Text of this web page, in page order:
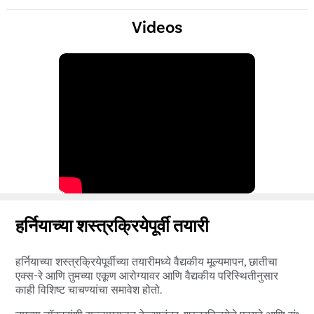
Videos
हर्नियाच्या शस्त्रक्रियेपूर्वी तयारी
हर्नियाच्या शस्त्रक्रियेपूर्वीच्या तयारीमध्ये वैद्यकीय मूल्यमापन, छातीचा
एक्स-रे आणि तुमच्या एकूण आरोग्यावर आणि वैद्यकीय परिस्थितीनुसार
काही विशिष्ट चाचण्यांचा समावेश होतो.